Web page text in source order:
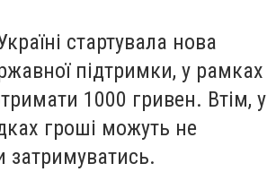
стартувала нова
підтримки, у рамках
1000 гривен. Втім, у
гроші можуть не
затримуватись.